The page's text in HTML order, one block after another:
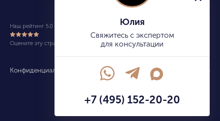
Конфиденциальность Карта сайта info@kupitekvartiru.com
Наш рейтинг 5.0 из 5 (490)
Оцените эту страницу
Юлия
Свяжитесь с экспертом
для консультации
+7 (495) 152-20-20